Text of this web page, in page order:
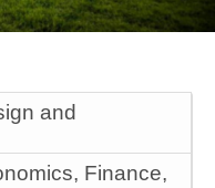
and
Finance,